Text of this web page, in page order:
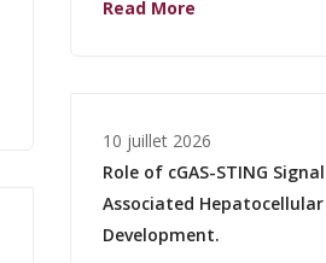
Read More
10 juillet 2026
Role of cGAS-STING
Associated
Development.